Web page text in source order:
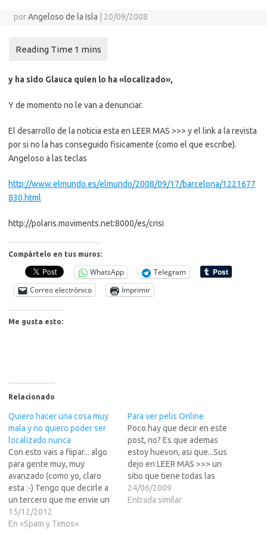
porAngeloso de la Isla 20/09/2008
y ha sido Glauca quien lo ha «localizado»,
Y de momento no le van a denunciar.
El desarrollo de la noticia esta en LEER MAS >>> y el link a la revista
por si no la has conseguido fisicamente (como el que escribe).
Angeloso a las teclas
http://www.elmundo.es/elmundo/2008/09/17/barcelona/1221677
830.html
http://polaris.moviments.net:8000/es/crisi
Compártelo en tus muros:
WhatsApp
Telegram
Correo electrónico
Imprimir
Me gusta esto:
Relacionado
Quiero hacer una cosa muy
mala y no quiero poder ser
localizado nunca
Con esto vais a flipar... algo
para gente muy, muy
avanzado (como yo, claro
esta :-) Tengo que decirle a
un tercero que me envie un
mail a una direccion que yo
le de, pero si ese alguien o
15/12/2012
En «Spam y Timos»
Para ver pelis Online
Poco hay que decir en este
post, no? Es que ademas
estoy huevon, asi que...Sus
dejo en LEER MAS >>> un
sitio que tiene todas las
ultimas novedades en Ingles
en materia de peliculas
24/06/2009
Entrada similar